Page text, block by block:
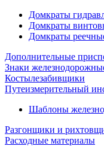
Домкраты
Домкраты
Домкраты
Дополнительные
Знаки
Костылезабивщики
Путеизмерительный
Шаблоны
Разгонщики и
Расходные материалы